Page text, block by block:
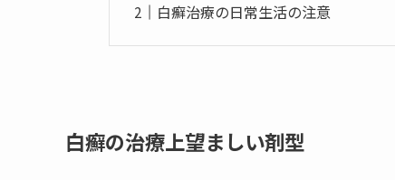
白癬治療の日常生活の注意
白癬の治療上望ましい剤型